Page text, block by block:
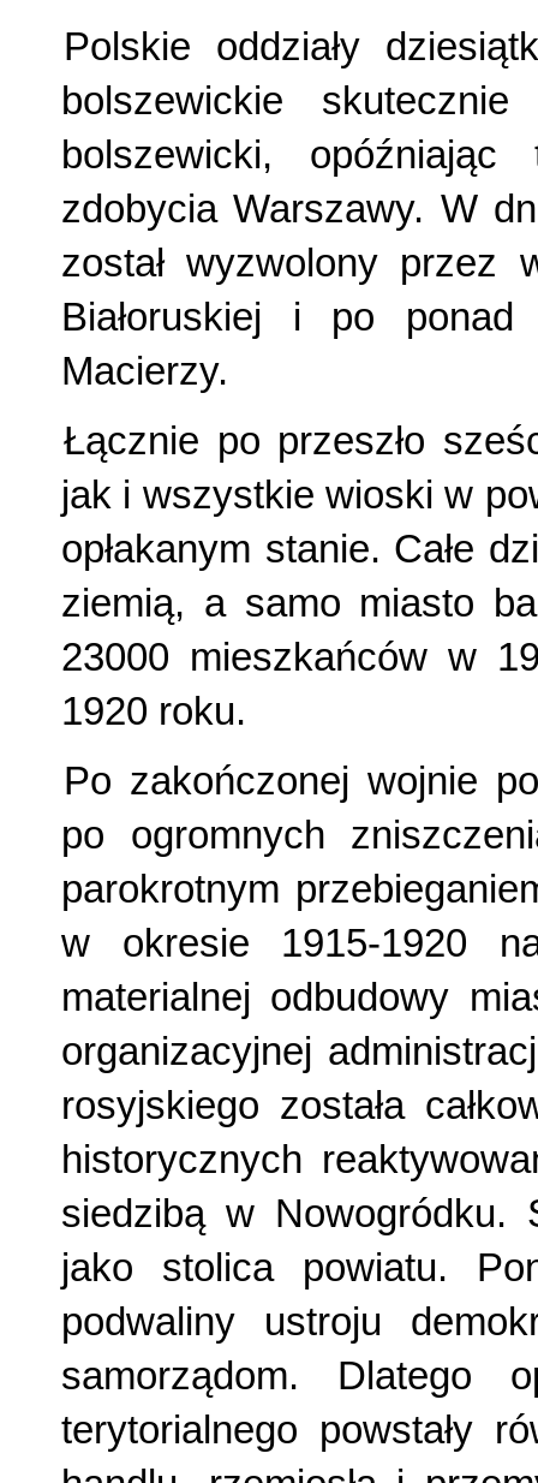
Polskie oddziały
bolszewickie
bolszewicki,
zdobycia Warszawy. W
został wyzwolony przez
Białoruskiej i po ponad
Macierzy.
Łącznie po przeszło
jak i wszystkie wioski w
opłakanym stanie. Całe
ziemią, a samo miasto
23000 mieszkańców w
1920 roku.
Po zakończonej wojnie
po ogromnych
parokrotnym
w okresie 1915-1920
materialnej odbudowy
organizacyjnej
rosyjskiego została
historycznych
siedzibą w Nowogródku.
jako stolica powiatu.
podwaliny ustroju
samorządom. Dlatego
terytorialnego powstały